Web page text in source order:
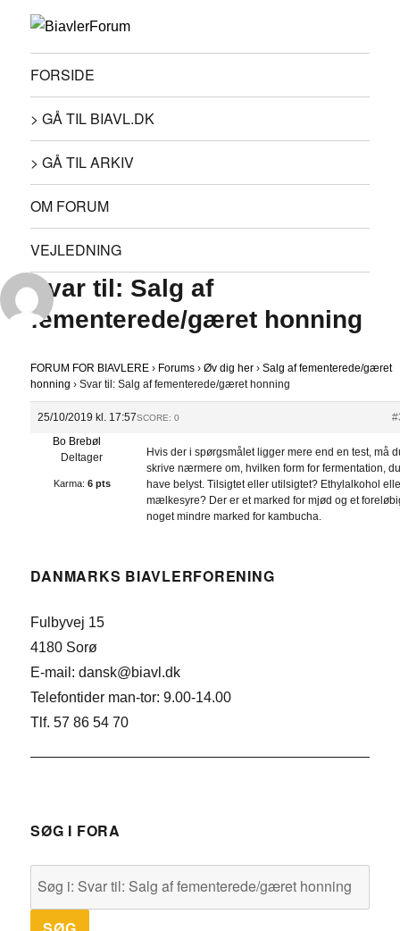
FORSIDE
> GÅ TIL BIAVL.DK
> GÅ TIL ARKIV
OM FORUM
VEJLEDNING
Svar til: Salg af
fementerede/gæret honning
FORUM FOR BIAVLERE › Forums › Øv dig her › Salg af fementerede/gæret
honning › Svar til: Salg af fementerede/gæret honning
25/10/2019 kl. 17:57SCORE: 0
Bo Brebøl
Deltager
Karma: 6 pts
Hvis der i spørgsmålet ligger mere end en test, må
skrive nærmere om, hvilken form for fermentation,
have belyst. Tilsigtet eller utilsigtet? Ethylalkohol
mælkesyre? Der er et marked for mjød og et
noget mindre marked for kambucha.
DANMARKS BIAVLERFORENING
Fulbyvej 15
4180 Sorø
E-mail: dansk@biavl.dk
Telefontider man-tor: 9.00-14.00
Tlf. 57 86 54 70
SØG I FORA